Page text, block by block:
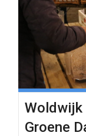
Woldwijk
Groene